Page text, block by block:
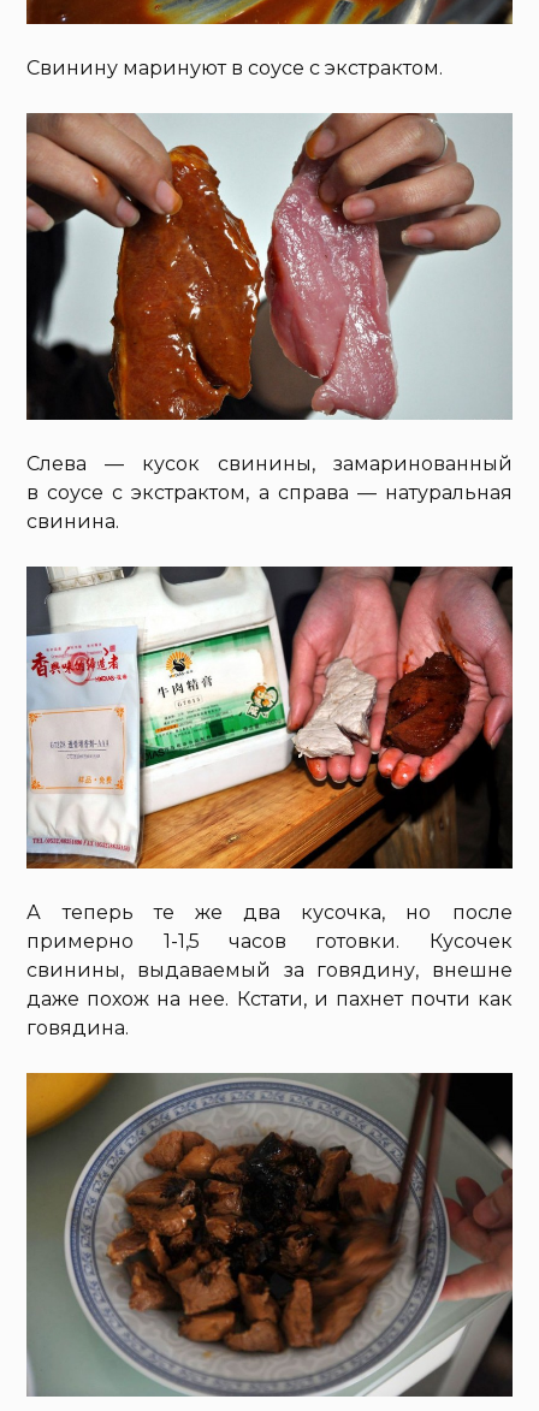
Свинину маринуют в соусе с экстрактом.
Слева — кусок свинины, замаринованный
в соусе с экстрактом, а справа — натуральная
свинина.
А теперь те же два кусочка, но после
примерно 1-1,5 часов готовки. Кусочек
свинины, выдаваемый за говядину, внешне
даже похож на нее. Кстати, и пахнет почти как
говядина.